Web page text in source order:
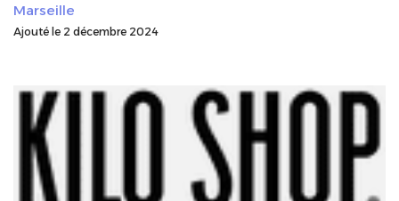
Marseille
Ajouté le 2 décembre 2024